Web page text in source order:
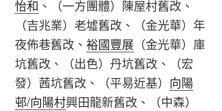
怡和 、（一方團體）陳屋村舊改、
（吉兆業）老墟舊改、（金光華）年
夜佈巷舊改、 裕國豐展 （金光華）庫
坑舊改、（出色）丹坑舊改、（宏
發）茜坑舊改、（平易近基） 向陽
邨/向陽村興田龍新舊改、（中森）